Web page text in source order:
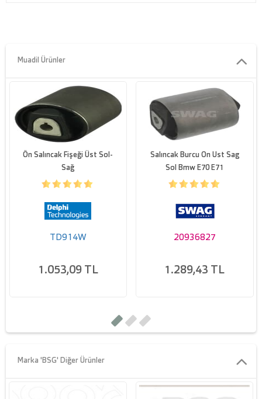
Muadil Ürünler
Ön Salıncak Fişeği Üst Sol-
Sağ
TD914W
1.053,09 TL
Salıncak Burcu On Ust Sag
Sol Bmw E70 E71
20936827
1.289,43 TL
Marka 'BSG' Diğer Ürünler